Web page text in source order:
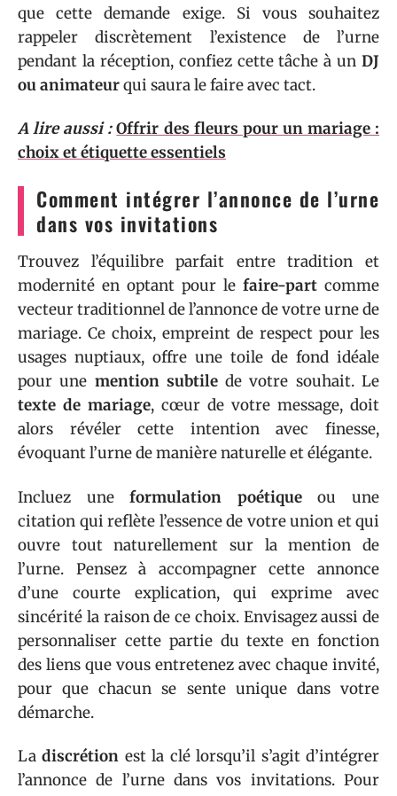
que cette demande exige. Si vous souhaitez
rappeler discrètement l’existence de l’urne
pendant la réception, confiez cette tâche à un DJ
ou animateurqui saura le faire avec tact.
A lire aussi : Offrir des fleurs pour un mariage :
choix et étiquette essentiels
Comment intégrer l’annonce de l’urne
dans vos invitations
Trouvez l’équilibre parfait entre tradition et
modernité en optant pour le faire-part comme
vecteur traditionnel de l’annonce de votre urne de
mariage. Ce choix, empreint de respect pour les
usages nuptiaux, offre une toile de fond idéale
pour une mention subtilede votre souhait. Le
texte de mariage, cœur de votre message, doit
alors révéler cette intention avec finesse,
évoquant l’urne de manière naturelle et élégante.
Incluez uneformulation poétiqueou une
citation qui reflète l’essence de votre union et qui
ouvre tout naturellement sur la mention de
l’urne. Pensez à accompagner cette annonce
d’une courte explication, qui exprime avec
sincérité la raison de ce choix. Envisagez aussi de
personnaliser cette partie du texte en fonction
des liens que vous entretenez avec chaque invité,
pour que chacun se sente unique dans votre
démarche.
Ladiscrétion est la clé lorsqu’il s’agit d’intégrer
l’annonce de l’urne dans vos invitations. Pour